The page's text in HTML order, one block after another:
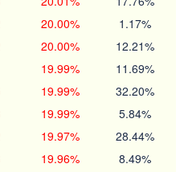
20.00% 1.17%
20.00% 12.21%
19.99% 11.69%
19.99% 32.20%
19.99% 5.84%
19.97% 28.44%
19.96% 8.49%